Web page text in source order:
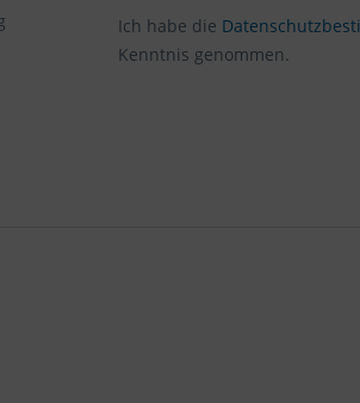
Ich habe die
Kenntnis genommen.